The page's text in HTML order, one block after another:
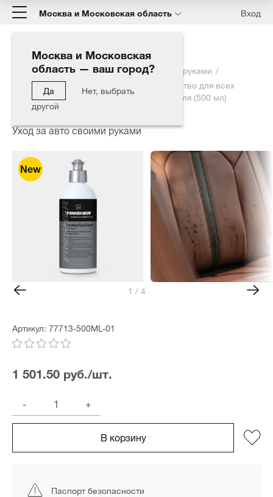
Москва и Московская область
Москва и Московская
область — ваш город?
Да
Нет, выбрать
другой
Вход
Главная Каталог Уход за авто своими руками
LeatherTexClean - Мягкое чистящее средство для всех
видов окрашенной гладкой кожи и текстиля (500 мл)
Уход за авто своими руками
1 / 4
Артикул: 77713-500ML-01
1 501.50 руб./шт.
-
+
В корзину
Паспорт безопасности